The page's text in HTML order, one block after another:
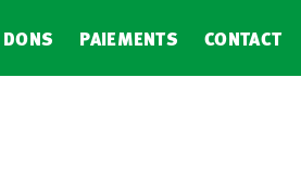
DONS PAIEMENTS CONTACT